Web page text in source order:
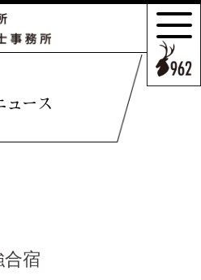
ュース
宿